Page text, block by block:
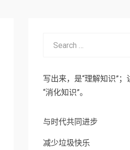
写出来，是“理解知识”；
“消化知识”。
与时代共同进步
减少垃圾快乐